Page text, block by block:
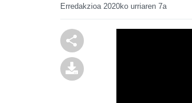
Erredakzioa 2020ko urriaren 7a